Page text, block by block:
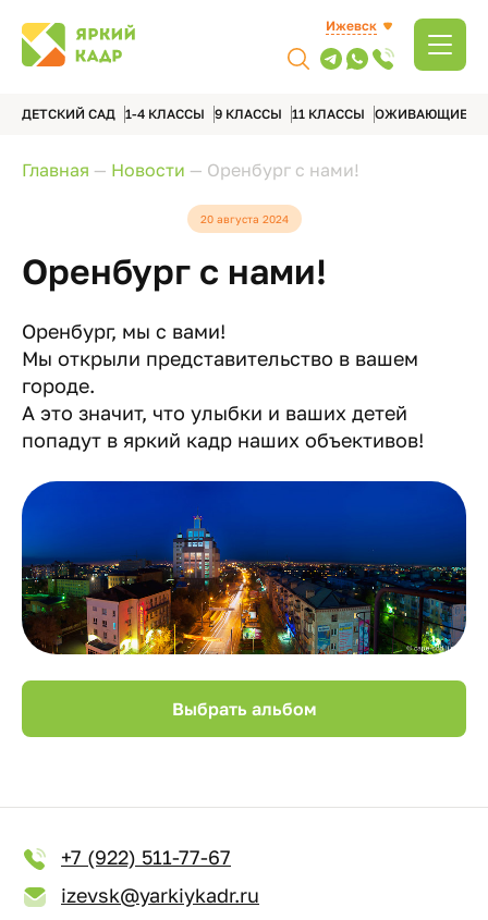
Ижевск
ДЕТСКИЙ САД 1-4 КЛАССЫ 9 КЛАССЫ 11 КЛАССЫ ОЖИВАЮЩИЕ
Главная — Новости — Оренбург с нами!
20 августа 2024
Оренбург с нами!
Оренбург, мы с вами!
Мы открыли представительство в вашем
городе.
А это значит, что улыбки и ваших детей
попадут в яркий кадр наших объективов!
Выбрать альбом
+7 (922) 511-77-67
izevsk@yarkiykadr.ru